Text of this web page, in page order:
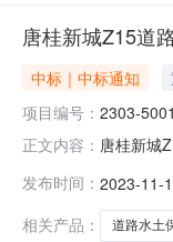
唐桂新城Z15道
中标｜中标通知
项目编号： 2303-
正文内容： 唐桂新城
额
发布时间： 2023-11-
相关产品：
道路水土